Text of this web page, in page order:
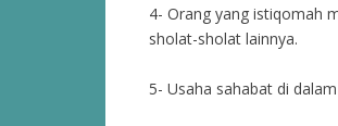
4- Orang yang istiqomah
sholat-sholat lainnya.
5- Usaha sahabat di